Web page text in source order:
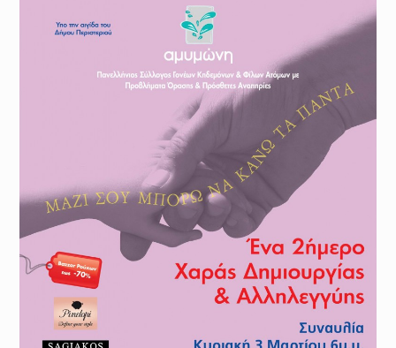
έντασης της προπόνησης :
Φυσιολογικά και Πρακτικά
Ζητήματα
Προπόνηση Τριάθλου :
Περιοδικότητα
Προπόνηση Δύναμης για αθλητές